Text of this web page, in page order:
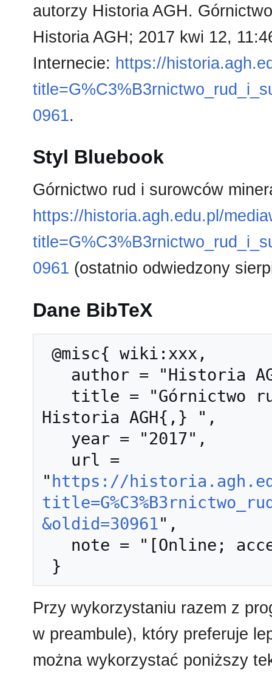
autorzy Historia AGH.
Historia AGH; 2017 kwi 12,
Internecie: https://
0961.
Styl Bluebook
Górnictwo rud i surowców
https://historia.agh.edu.pl/
0961 (ostatnio odwiedzony
Dane BibTeX
Historia AGH{,} ",
" https://
&oldid=30961",
Przy wykorzystaniu razem z
w preambule), który preferuje
można wykorzystać poniższy